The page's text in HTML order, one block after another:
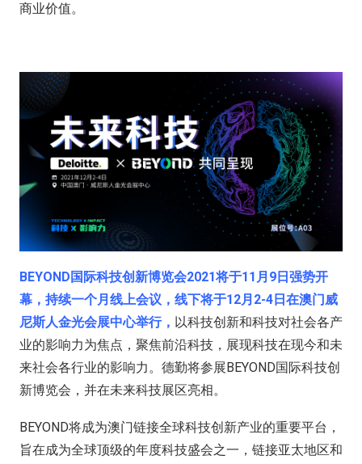
商业价值。
BEYOND国际科技创新博览会2021将于11月9日强势开
幕，持续一个月线上会议，线下将于12月2-4日在澳门威
尼斯人金光会展中心举行， 以科技创新和科技对社会各产
业的影响力为焦点，聚焦前沿科技，展现科技在现今和未
来社会各行业的影响力。德勤将参展BEYOND国际科技创
新博览会，并在未来科技展区亮相。
BEYOND将成为澳门链接全球科技创新产业的重要平台，
旨在成为全球顶级的年度科技盛会之一，链接亚太地区和